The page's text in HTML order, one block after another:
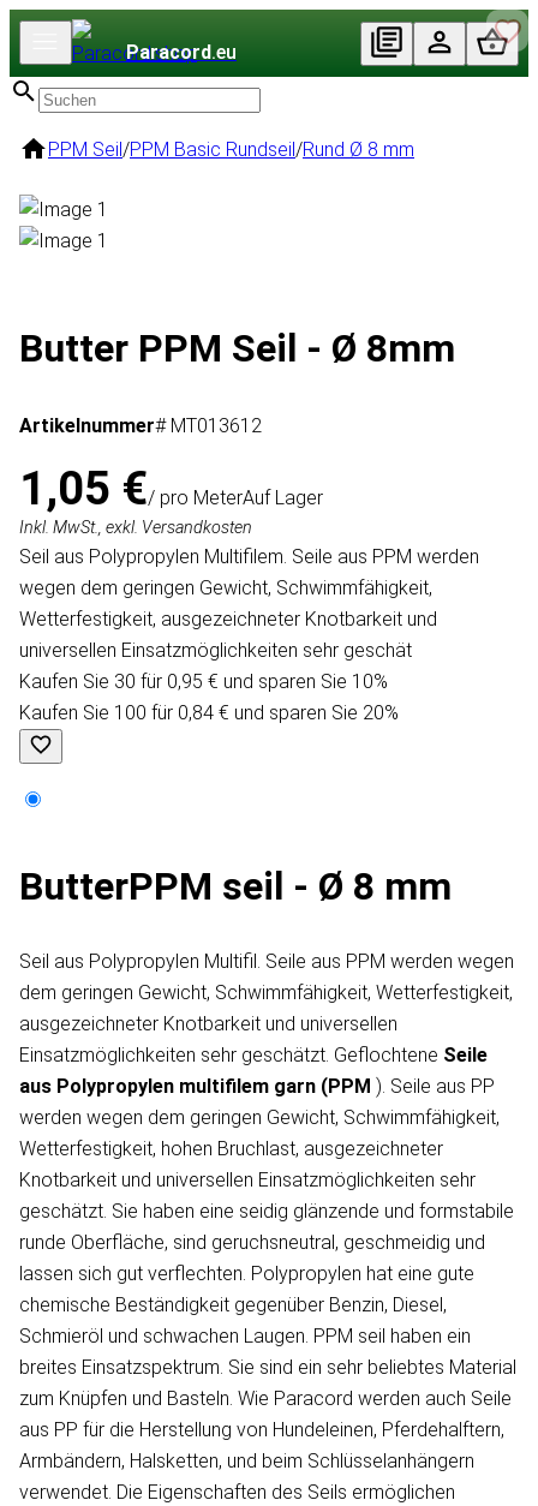
Paracord.eu
PPM Seil/PPM Basic Rundseil/Rund Ø 8 mm
Butter PPM Seil - Ø 8mm
Artikelnummer# MT013612
1,05 €/ pro MeterAuf Lager
Inkl. MwSt., exkl. Versandkosten
Seil aus Polypropylen Multifilem. Seile aus PPM werden
wegen dem geringen Gewicht, Schwimmfähigkeit,
Wetterfestigkeit, ausgezeichneter Knotbarkeit und
universellen Einsatzmöglichkeiten sehr geschät
Kaufen Sie 30 für 0,95 € und sparen Sie 10%
Kaufen Sie 100 für 0,84 € und sparen Sie 20%
Butter​ PPM seil - Ø 8 mm
Seil aus Polypropylen Multifil. Seile aus PPM werden wegen
dem geringen Gewicht, Schwimmfähigkeit, Wetterfestigkeit,
ausgezeichneter Knotbarkeit und universellen
Einsatzmöglichkeiten sehr geschätzt. Geflochtene Seile
aus Polypropylen multifilem garn (PPM ). Seile aus PP
werden wegen dem geringen Gewicht, Schwimmfähigkeit,
Wetterfestigkeit, hohen Bruchlast, ausgezeichneter
Knotbarkeit und universellen Einsatzmöglichkeiten sehr
geschätzt. Sie haben eine seidig glänzende und formstabile
runde Oberfläche, sind geruchsneutral, geschmeidig und
lassen sich gut verflechten. Polypropylen hat eine gute
chemische Beständigkeit gegenüber Benzin, Diesel,
Schmieröl und schwachen Laugen. PPM seil haben ein
breites Einsatzspektrum. Sie sind ein sehr beliebtes Material
zum Knüpfen und Basteln. Wie Paracord werden auch Seile
aus PP für die Herstellung von Hundeleinen, Pferdehalftern,
Armbändern, Halsketten, und beim Schlüsselanhängern
verwendet. Die Eigenschaften des Seils ermöglichen